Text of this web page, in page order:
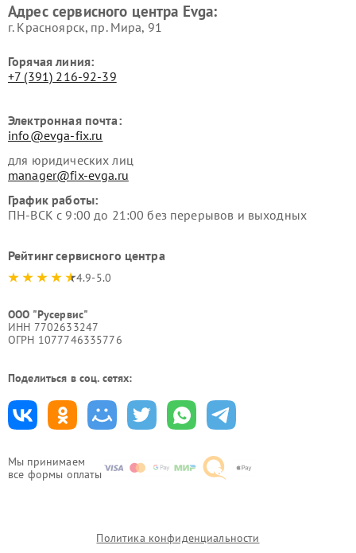
Мы принимаем
все формы оплаты
Адрес сервисного центра Evga:
г. Красноярск, ​пр. Мира, 91
Горячая линия:
+7 (391) 216-92-39
Электронная почта:
info@evga-fix.ru
для юридических лиц
manager@fix-evga.ru
График работы:
ПН-ВСК с 9:00 до 21:00 без перерывов и выходных
Рейтинг сервисного центра
4.9-5.0
ООО "Русервис"
ИНН 7702633247
ОГРН 1077746335776
Поделиться в соц. сетях:
Политика конфиденциальности